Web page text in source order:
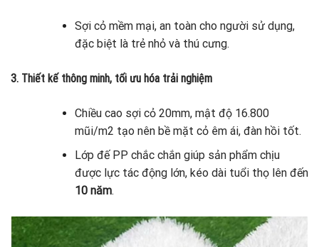
Sợi cỏ mềm mại, an toàn cho người sử dụng,
đặc biệt là trẻ nhỏ và thú cưng.
3. Thiết kế thông minh, tối ưu hóa trải nghiệm
Chiều cao sợi cỏ 20mm, mật độ 16.800
mũi/m2 tạo nên bề mặt cỏ êm ái, đàn hồi tốt.
Lớp đế PP chắc chắn giúp sản phẩm chịu
được lực tác động lớn, kéo dài tuổi thọ lên đến
10 năm.